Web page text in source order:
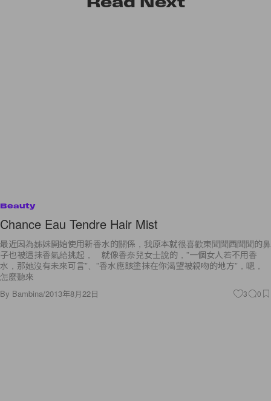
Beauty
Chance Eau Tendre Hair Mist
最近因為姊妹開始使用新香水的關係，我原本就很喜歡東聞聞西聞聞的鼻
子也被這抹香氣給挑起， 就像香奈兒女士說的，”一個女人若不用香
水，那她沒有未來可言”、”香水應該塗抹在你渴望被親吻的地方”，嗯，
怎麼聽來
By Bambina/2013年8月22日 3 0